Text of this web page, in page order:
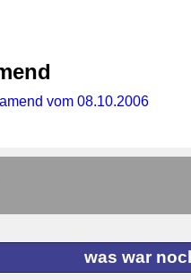
vom 08.10.2006
was war